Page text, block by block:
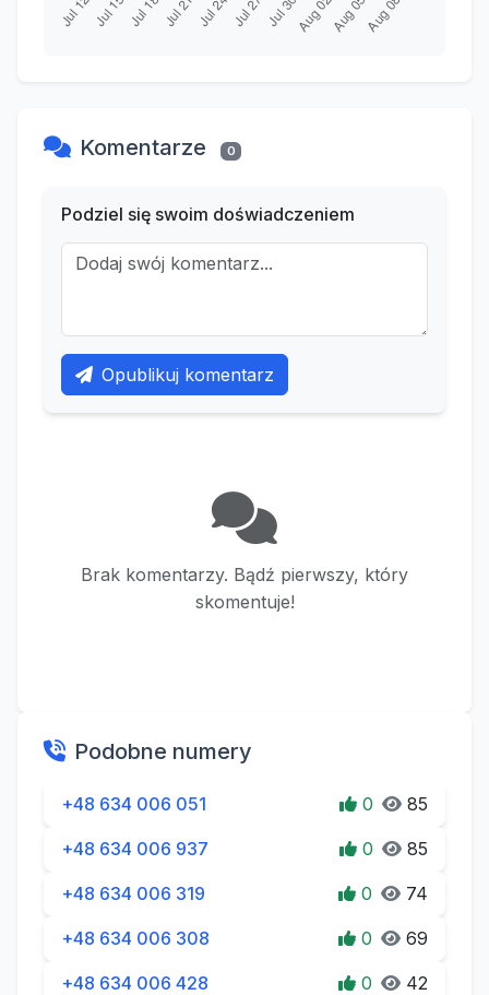
Komentarze 0
Podziel się swoim doświadczeniem
Opublikuj komentarz
Brak komentarzy. Bądź pierwszy, który
skomentuje!
Podobne numery
+48 634 006 051 0 85
+48 634 006 937 0 85
+48 634 006 319 0 74
+48 634 006 308 0 69
+48 634 006 428 0 42